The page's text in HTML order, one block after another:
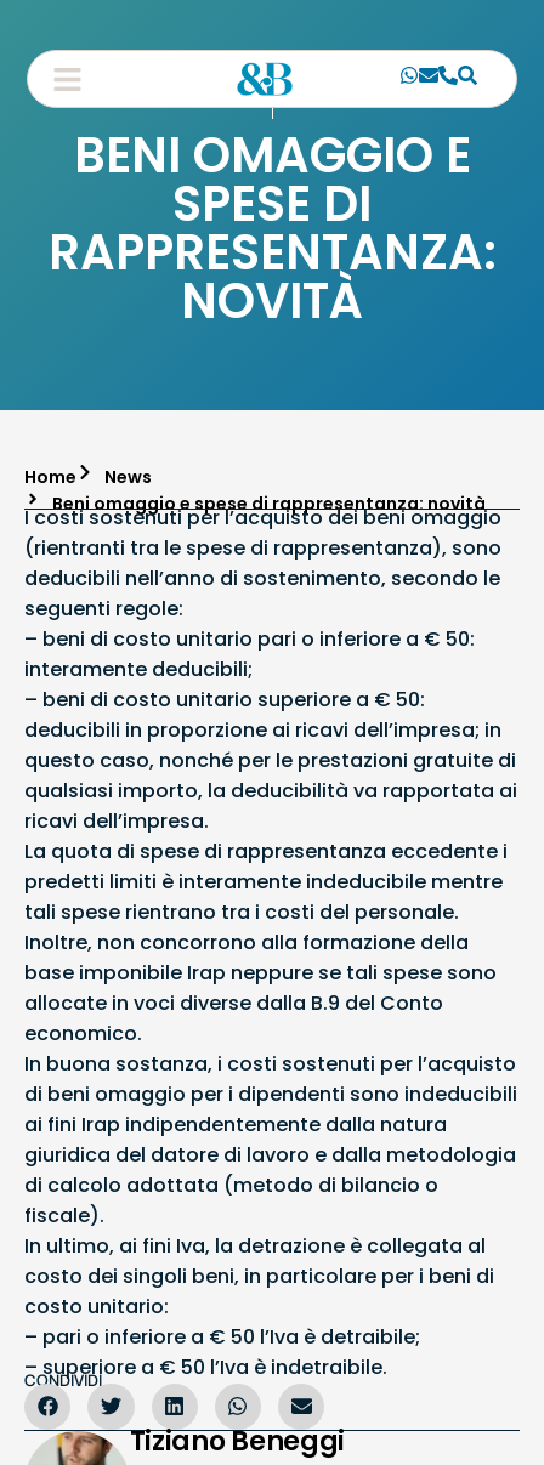
BENI OMAGGIO E
SPESE DI
RAPPRESENTANZA:
NOVITÀ
Home
News
Beni omaggio e spese di rappresentanza: novità
I costi sostenuti per l’acquisto dei beni omaggio
(rientranti tra le spese di rappresentanza), sono
deducibili nell’anno di sostenimento, secondo le
seguenti regole:
– beni di costo unitario pari o inferiore a € 50:
interamente deducibili;
– beni di costo unitario superiore a € 50:
deducibili in proporzione ai ricavi dell’impresa; in
questo caso, nonché per le prestazioni gratuite di
qualsiasi importo, la deducibilità va rapportata ai
ricavi dell’impresa.
La quota di spese di rappresentanza eccedente i
predetti limiti è interamente indeducibile mentre
tali spese rientrano tra i costi del personale.
Inoltre, non concorrono alla formazione della
base imponibile Irap neppure se tali spese sono
allocate in voci diverse dalla B.9 del Conto
economico.
In buona sostanza, i costi sostenuti per l’acquisto
di beni omaggio per i dipendenti sono indeducibili
ai fini Irap indipendentemente dalla natura
giuridica del datore di lavoro e dalla metodologia
di calcolo adottata (metodo di bilancio o
fiscale).
In ultimo, ai fini Iva, la detrazione è collegata al
costo dei singoli beni, in particolare per i beni di
costo unitario:
– pari o inferiore a € 50 l’Iva è detraibile;
– superiore a € 50 l’Iva è indetraibile.
CONDIVIDI
Tiziano Beneggi